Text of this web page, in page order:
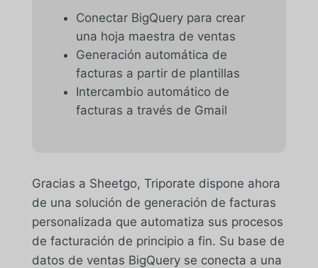
Conectar BigQuery para crear
una hoja maestra de ventas
Generación automática de
facturas a partir de plantillas
Intercambio automático de
facturas a través de Gmail
Gracias a Sheetgo, Triporate dispone ahora
de una solución de generación de facturas
personalizada que automatiza sus procesos
de facturación de principio a fin. Su base de
datos de ventas BigQuery se conecta a una